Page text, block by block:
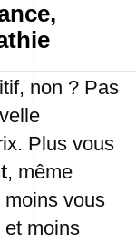
non ? Pas
Plus vous
, même
vous
et moins